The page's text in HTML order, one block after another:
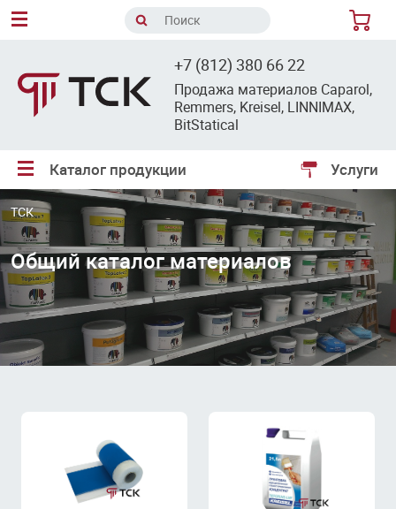
+7 (812) 380 66 22
Продажа материалов Caparol,
Remmers, Kreisel, LINNIMAX,
BitStatical
Каталог продукции Услуги
ТСК
Общий каталог материалов